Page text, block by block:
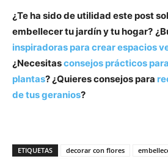
¿Te ha sido de utilidad este post
embellecer tu jardín y tu hogar?
inspiradoras para crear espacios
¿Necesitasconsejos prácticos
plantas? ¿Quieres consejos para
de tus geranios?
ETIQUETAS decorar con flores